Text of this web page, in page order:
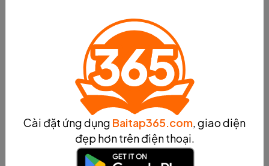
này có nghĩa là họ nên hạn chế sự phân biệt đối xử và
sử dụng sản phẩm và dịch vụ từ các công ty và nhà
cung cấp có tác động tích cực đến xã hội và môi trường.
Cuối cùng, người tiêu dùng cũng có trách nhiệm đóng
góp tích cực vào cộng đồng. Họ có thể làm điều này
bằng cách sử dụng các sản phẩm và dịch vụ được cung
cấp bởi các doanh nghiệp và tổ chức có trách nhiệm xã
hội, tham gia các hoạt động cộng đồng và hỗ trợ các tổ
Tóm lại, người tiêu dùng có trách nhiệm đối với xã hội
Cài đặt ứng dụng Baitap365.com, giao diện
đẹp hơn trên điện thoại.